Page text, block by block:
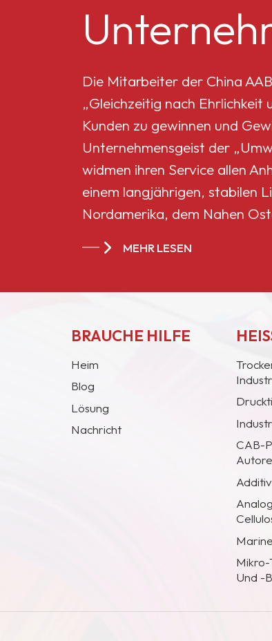
Mikro-Titandioxid MT-
Celluloseacetatbutyrat
551-0,01
China
Celluloseacetatbutyrat
CAB-381-20
Die Mitarbeiter der China
„Gleichzeitig nach
Kunden zu gewinnen und
Unternehmensgeist der
widmen ihren Service allen
einem langjährigen, stabilen
Nordamerika, dem Nahen
MEHR LESEN
BRAUCHE HILFE
Heim
Blog
Lösung
Nachricht
CAB-
Und -